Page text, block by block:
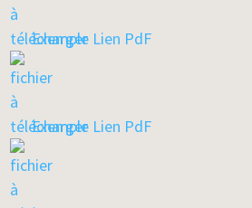
Exemple Lien PdF
Exemple Lien PdF